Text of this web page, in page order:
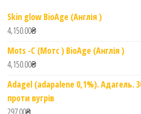
Skin glow BioAge (Англія )
4,150.00₴
Mots -C (Мотс ) BioAge (Англія )
4,150.00₴
Adagel (adapalene 0,1%). Адагель.
проти вугрів